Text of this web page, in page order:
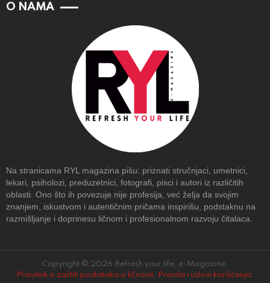
O NAMA
Na stranicama RYL magazina pišu: priznati stručnjaci, umetnici,
lekari, psiholozi, preduzetnici, fotografi, pisci i autori iz različitih
oblasti. Ono što ih povezuje nije profesija, već želja da svojim
znanjem, iskustvom i autentičnim pričama inspirišu, podstaknu na
razmišljanje i doprinesu ličnom i profesionalnom razvoju čitalaca.
Copyright © 2026 Refresh your life, e-Magazine.
Pravilnik o zaštiti podataka o ličnosti
Pravila i uslovi korišćenja